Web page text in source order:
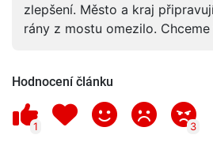
zlepšení. Město a kraj
rány z mostu omezilo.
Hodnocení článku
1 3